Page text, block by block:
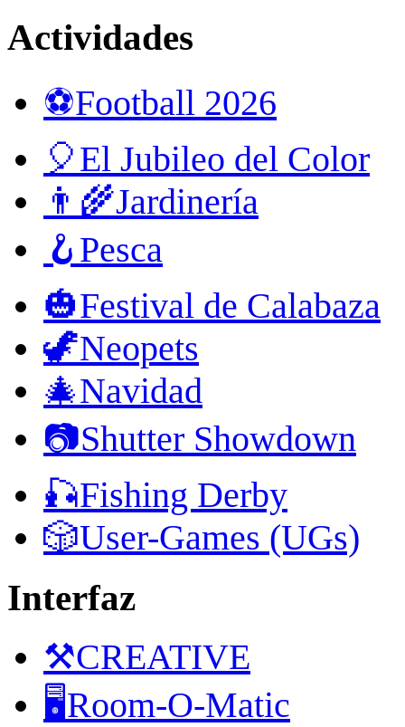
Actividades
⚽Football 2026
🎈El Jubileo del Color
👨‍🌾Jardinería
🪝Pesca
🎃Festival de Calabaza
🦖Neopets
🎄Navidad
📷Shutter Showdown
🎣Fishing Derby
🎲User-Games (UGs)
Interfaz
⚒️CREATIVE
🖥️Room-O-Matic